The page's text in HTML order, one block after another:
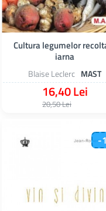
Blaise Leclerc MAST
Cultura legumelor
iarna
16,40 Lei
20,50 Lei
-